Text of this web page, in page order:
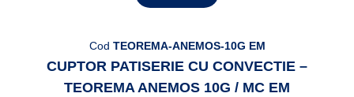
Cod TEOREMA-ANEMOS-10G EM
CUPTOR PATISERIE CU CONVECTIE –
TEOREMA ANEMOS 10G / MC EM